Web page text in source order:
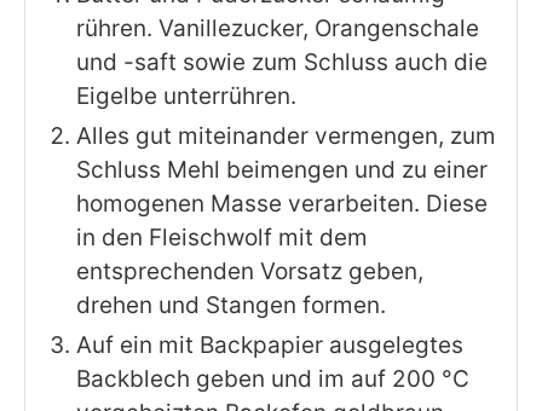
rühren. Vanillezucker, Orangenschale
und -saft sowie zum Schluss auch die
Eigelbe unterrühren.
Alles gut miteinander vermengen, zum
Schluss Mehl beimengen und zu einer
homogenen Masse verarbeiten. Diese
in den Fleischwolf mit dem
entsprechenden Vorsatz geben,
drehen und Stangen formen.
Auf ein mit Backpapier ausgelegtes
Backblech geben und im auf 200 °C